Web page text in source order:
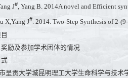
J#, Yang B. 2014A novel and Efficient
X,Yang J#. 2014. Two-Step Synthesis of 2-
励及参加学术团体的情况
呈贡大学城昆明理工大学生命科学与技术